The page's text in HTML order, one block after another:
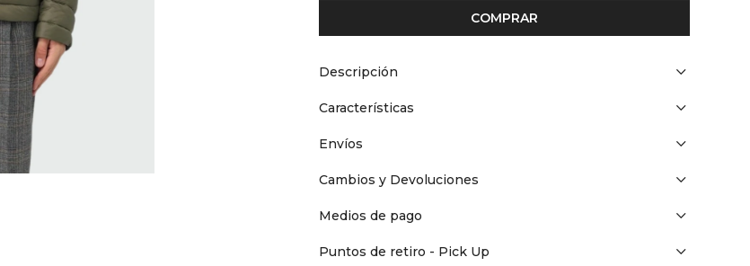
COMPRAR
Descripción
Características
Envíos
Cambios y Devoluciones
Medios de pago
Puntos de retiro - Pick Up